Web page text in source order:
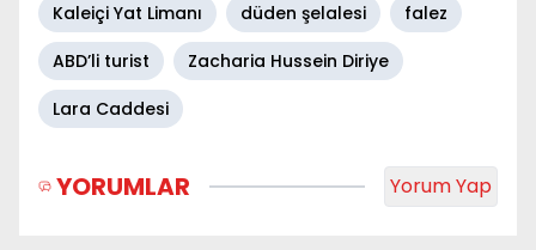
Kaleiçi Yat Limanı
düden şelalesi
falez
ABD’li turist
Zacharia Hussein Diriye
Lara Caddesi
YORUMLAR Yorum Yap